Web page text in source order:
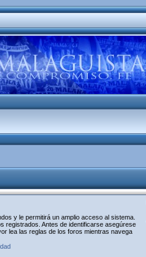
y le permitirá un amplio acceso al sistema.
registrados. Antes de identificarse asegúrese
lea las reglas de los foros mientras navega